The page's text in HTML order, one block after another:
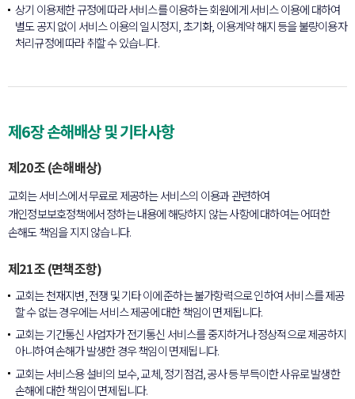
상기 이용제한 규정에 따라 서비스를 이용하는 회원에게 서비스 이용에 대하여
별도 공지 없이 서비스 이용의 일시정지, 초기화, 이용계약 해지 등을 불량이용자
처리규정에 따라 취할 수 있습니다.
제6장 손해배상 및 기타사항
제20조 (손해배상)
교회는 서비스에서 무료로 제공하는 서비스의 이용과 관련하여
개인정보보호정책에서 정하는 내용에 해당하지 않는 사항에 대하여는 어떠한
손해도 책임을 지지 않습니다.
제21조 (면책조항)
교회는 천재지변, 전쟁 및 기타 이에 준하는 불가항력으로 인하여 서비스를 제공
할 수 없는 경우에는 서비스 제공에 대한 책임이 면제됩니다.
교회는 기간통신 사업자가 전기통신 서비스를 중지하거나 정상적으로 제공하지
아니하여 손해가 발생한 경우 책임이 면제됩니다.
교회는 서비스용 설비의 보수, 교체, 정기점검, 공사 등 부득이한 사유로 발생한
손해에 대한 책임이 면제됩니다.